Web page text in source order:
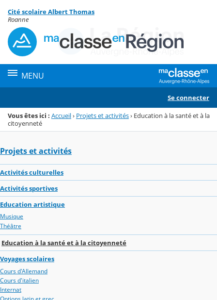
Menu de la rubrique
Contenu
Cité scolaire Albert Thomas
Roanne
MENU
Se connecter
Vous êtes ici : Accueil› Projets et activités› Education à la santé et à la
citoyenneté
Projets et activités
Activités culturelles
Activités sportives
Education artistique
Musique
Théâtre
Education à la santé et à la citoyenneté
Voyages scolaires
Cours d'Allemand
Cours d'italien
Internat